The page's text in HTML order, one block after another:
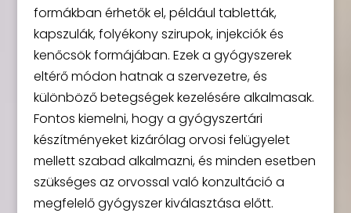
formákban érhetők el, például tabletták,
kapszulák, folyékony szirupok, injekciók és
kenőcsök formájában. Ezek a gyógyszerek
eltérő módon hatnak a szervezetre, és
különböző betegségek kezelésére alkalmasak.
Fontos kiemelni, hogy a gyógyszertári
készítményeket kizárólag orvosi felügyelet
mellett szabad alkalmazni, és minden esetben
szükséges az orvossal való konzultáció a
megfelelő gyógyszer kiválasztása előtt.